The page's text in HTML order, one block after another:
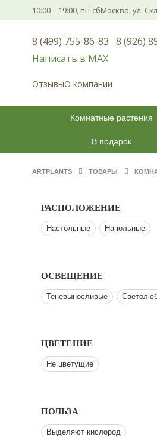
10:00 – 19:00, пн-сбМосква, ул.
8 (499) 755-86-83 8 (926)
Написать в МАХ
ОтзывыО компании
Комнатные растения
В подарок
ARTPLANTS ТОВАРЫ
РАСПОЛОЖЕНИЕ
Настольные Напольные
ОСВЕЩЕНИЕ
Теневыносливые
ЦВЕТЕНИЕ
Не цветущие
ПОЛЬЗА
Выделяют кислород